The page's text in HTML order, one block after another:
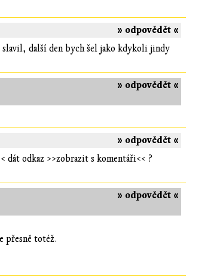
» odpovědět «
slavil, další den bych šel jako kdykoli jindy
» odpovědět «
» odpovědět «
odkaz >>zobrazit s komentáři<< ?
» odpovědět «
přesně totéž.